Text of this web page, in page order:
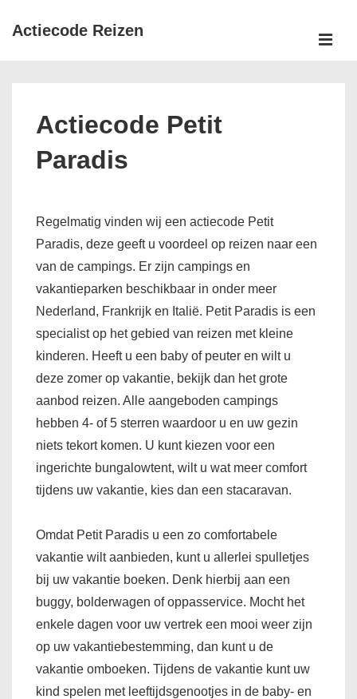
Doorgaan
Actiecode Reizen
Actiecode Petit
Paradis
Regelmatig vinden wij een actiecode Petit
Paradis, deze geeft u voordeel op reizen naar een
van de campings. Er zijn campings en
vakantieparken beschikbaar in onder meer
Nederland, Frankrijk en Italië. Petit Paradis is een
specialist op het gebied van reizen met kleine
kinderen. Heeft u een baby of peuter en wilt u
deze zomer op vakantie, bekijk dan het grote
aanbod reizen. Alle aangeboden campings
hebben 4- of 5 sterren waardoor u en uw gezin
niets tekort komen. U kunt kiezen voor een
ingerichte bungalowtent, wilt u wat meer comfort
tijdens uw vakantie, kies dan een stacaravan.
Omdat Petit Paradis u een zo comfortabele
vakantie wilt aanbieden, kunt u allerlei spulletjes
bij uw vakantie boeken. Denk hierbij aan een
buggy, bolderwagen of oppasservice. Mocht het
enkele dagen voor uw vertrek een mooi weer zijn
op uw vakantiebestemming, dan kunt u de
vakantie omboeken. Tijdens de vakantie kunt uw
kind spelen met leeftijdsgenootjes in de baby- en